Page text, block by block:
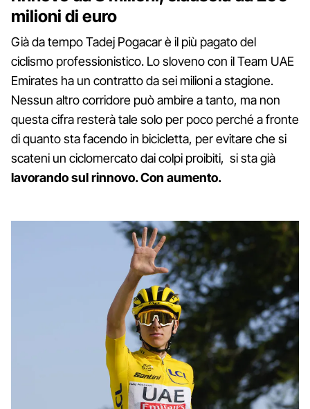
milioni di euro
Già da tempo Tadej Pogacar è il più pagato del
ciclismo professionistico. Lo sloveno con il Team UAE
Emirates ha un contratto da sei milioni a stagione.
Nessun altro corridore può ambire a tanto, ma non
questa cifra resterà tale solo per poco perché a fronte
di quanto sta facendo in bicicletta, per evitare che si
scateni un ciclomercato dai colpi proibiti, si sta già
lavorando sul rinnovo. Con aumento.